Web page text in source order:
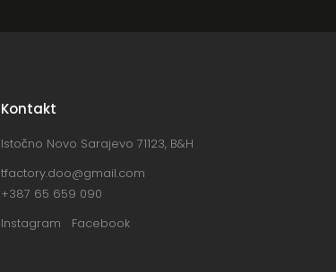
Kontakt
Istočno Novo Sarajevo 71123, B&H
tfactory.doo@gmail.com
+387 65 659 090
Instagram Facebook